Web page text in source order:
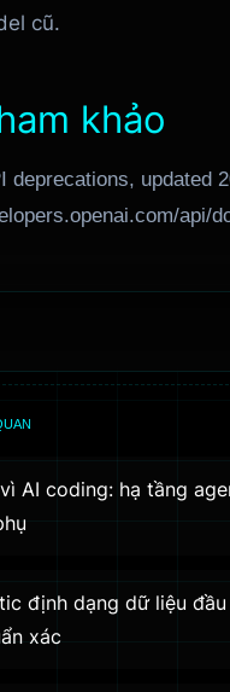
cũ.
khảo
deprecations, updated
api/
AI coding: hạ tầng
định dạng dữ liệu
xác